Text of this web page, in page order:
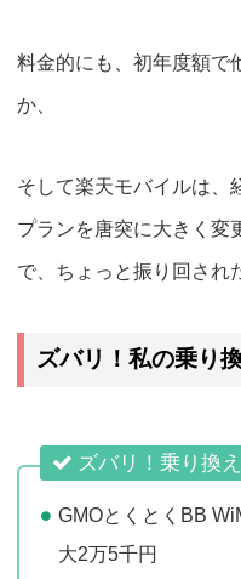
料金的にも、初年度額で
か、
そして楽天モバイルは、
プランを唐突に大きく変
で、ちょっと振り回され
ズバリ！私の乗り
ズバリ！乗り換
GMOとくとくBB
大2万5千円